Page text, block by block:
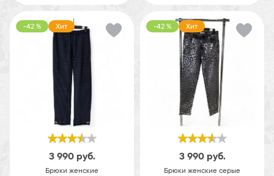
-42 % Хит
3 990 руб.
Брюки женские
-42 % Хит
3 990 руб.
Брюки женские серые